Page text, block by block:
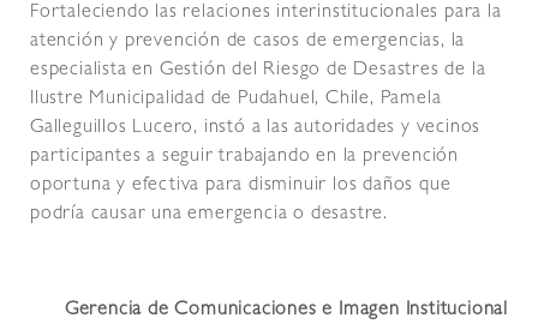
Fortaleciendo las relaciones interinstitucionales para la
atención y prevención de casos de emergencias, la
especialista en Gestión del Riesgo de Desastres de la
Ilustre Municipalidad de Pudahuel, Chile, Pamela
Galleguillos Lucero, instó a las autoridades y vecinos
participantes a seguir trabajando en la prevención
oportuna y efectiva para disminuir los daños que
podría causar una emergencia o desastre.
Gerencia de Comunicaciones e Imagen Institucional